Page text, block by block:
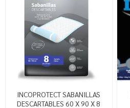
INCOPROTECT SABANILLAS
DESCARTABLES 60 X 90 X 8